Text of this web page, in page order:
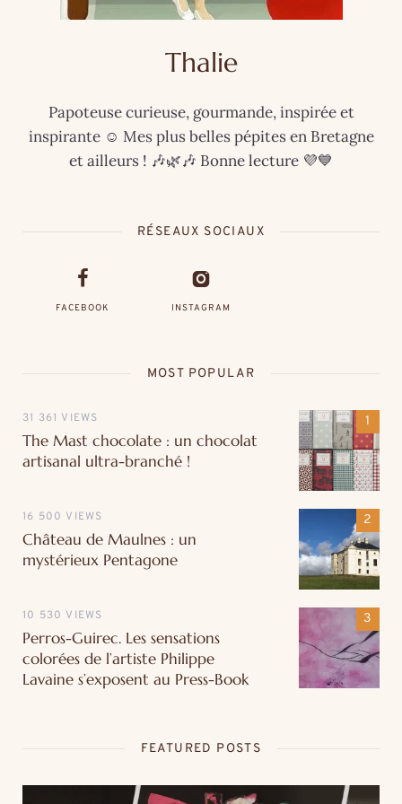
Thalie
Papoteuse curieuse, gourmande, inspirée et
inspirante ☺️ Mes plus belles pépites en Bretagne
et ailleurs ! 🎶🌿🎶 Bonne lecture 💜💙
RÉSEAUX SOCIAUX
FACEBOOK INSTAGRAM
MOST POPULAR
31 361 VIEWS
The Mast chocolate : un chocolat
artisanal ultra-branché !
16 500 VIEWS
Château de Maulnes : un
mystérieux Pentagone
10 530 VIEWS
Perros-Guirec. Les sensations
colorées de l’artiste Philippe
Lavaine s’exposent au Press-Book
FEATURED POSTS